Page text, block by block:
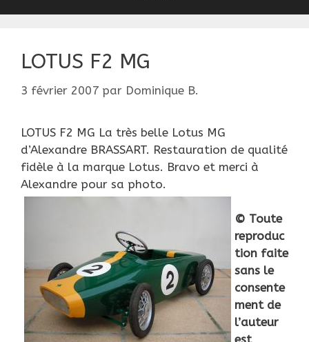
LOTUS F2 MG
3 février 2007 par Dominique B.
LOTUS F2 MG La très belle Lotus MG
d’Alexandre BRASSART. Restauration de qualité
fidèle à la marque Lotus. Bravo et merci à
Alexandre pour sa photo.
© Toute
reproduc
tion faite
sans le
consente
ment de
l’auteur
est